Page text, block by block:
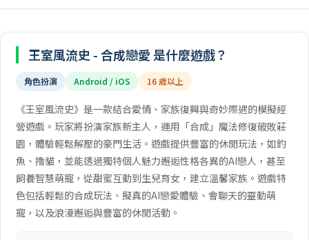
王室風流史 - 合成戀愛 是什麼遊戲？
角色扮演 Android / iOS 16 歲以上
《王室風流史》是一款結合愛情、家族復興與奇妙際遇的模擬經
營遊戲。玩家將扮演家族新主人，運用「合成」魔法修復破敗莊
園，體驗輕鬆解壓的豪門生活。遊戲提供豐富的休閒玩法，如釣
魚、擼貓，並能透過獨特個人魅力邂逅性格各異的AI戀人，甚至
飼養智慧萌寵，從甜蜜互動到生兒育女，建立溫馨家族。遊戲特
色包括輕鬆的合成玩法、擬真的AI戀愛體驗、會聊天的靈動萌
寵，以及浪漫邂逅與豐富的休閒活動。